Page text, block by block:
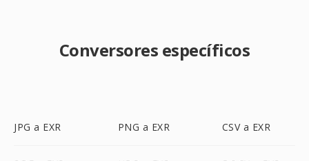
Conversores específicos
JPG a EXR PNG a EXR CSV a EXR